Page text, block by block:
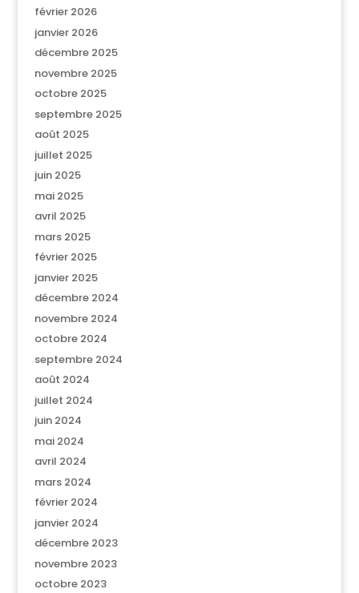
février 2026
janvier 2026
décembre 2025
novembre 2025
octobre 2025
septembre 2025
août 2025
juillet 2025
juin 2025
mai 2025
avril 2025
mars 2025
février 2025
janvier 2025
décembre 2024
novembre 2024
octobre 2024
septembre 2024
août 2024
juillet 2024
juin 2024
mai 2024
avril 2024
mars 2024
février 2024
janvier 2024
décembre 2023
novembre 2023
octobre 2023